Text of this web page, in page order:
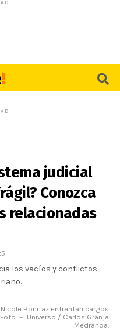
judicial
Conozca
relacionadas
los vacíos y conflictos
Bonifaz enfrentan cargos
El Universo / Carlos Granja
Medranda.